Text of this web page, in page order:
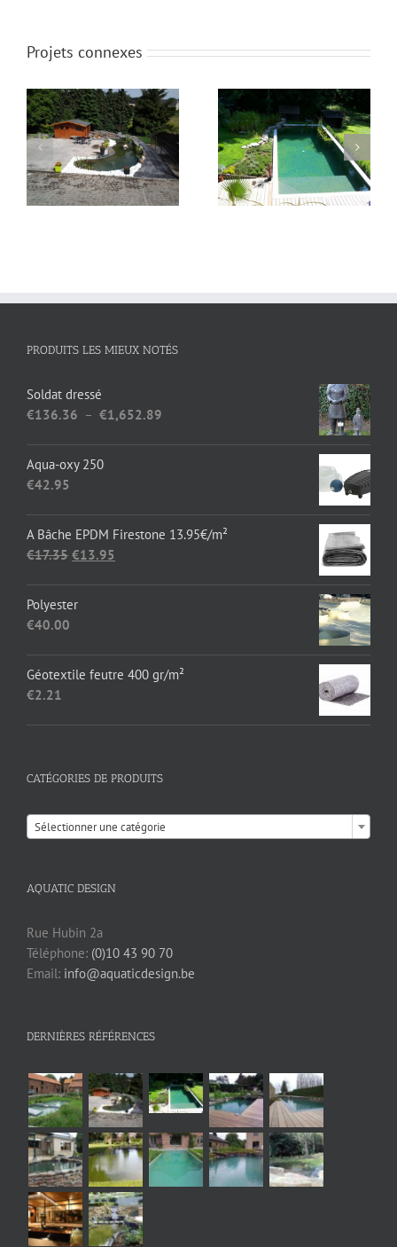
Projets connexes
PRODUITS LES MIEUX NOTÉS
Soldat dressé
€136.36 – €1,652.89
€1,652.89
Aqua-oxy 250
€42.95
A Bâche EPDM Firestone 13.95€/m²
€17.35 Le
€13.95
Polyester
€40.00
Géotextile feutre 400 gr/m²
€2.21
CATÉGORIES DE PRODUITS
Sélectionner une catégorie
AQUATIC DESIGN
Rue Hubin 2a
Téléphone: (0)10 43 90 70
Email: info@aquaticdesign.be
DERNIÈRES RÉFÉRENCES